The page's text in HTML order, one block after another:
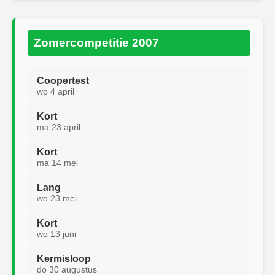
Zomercompetitie 2007
Coopertest
wo 4 april
Kort
ma 23 april
Kort
ma 14 mei
Lang
wo 23 mei
Kort
wo 13 juni
Kermisloop
do 30 augustus